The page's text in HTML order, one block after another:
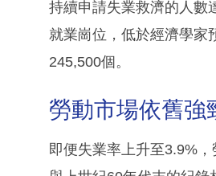
持續申請失業救濟的人數
就業崗位，低於經濟學家
245,500個。
勞動市場依舊強
即便失業率上升至3.9%